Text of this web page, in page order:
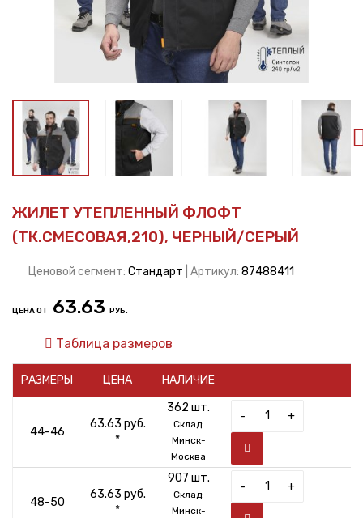
ЖИЛЕТ УТЕПЛЕННЫЙ ФЛОФТ
(ТК.СМЕСОВАЯ,210), ЧЕРНЫЙ/СЕРЫЙ
Ценовой сегмент: Стандарт | Артикул: 87488411
ЦЕНА ОТ 63.63 РУБ.
Таблица размеров
РАЗМЕРЫ ЦЕНА НАЛИЧИЕ
44-46
63.63 руб.
*
362 шт.
Склад:
Минск-
Москва
- +
48-50
63.63 руб.
*
907 шт.
Склад:
Минск-
- +